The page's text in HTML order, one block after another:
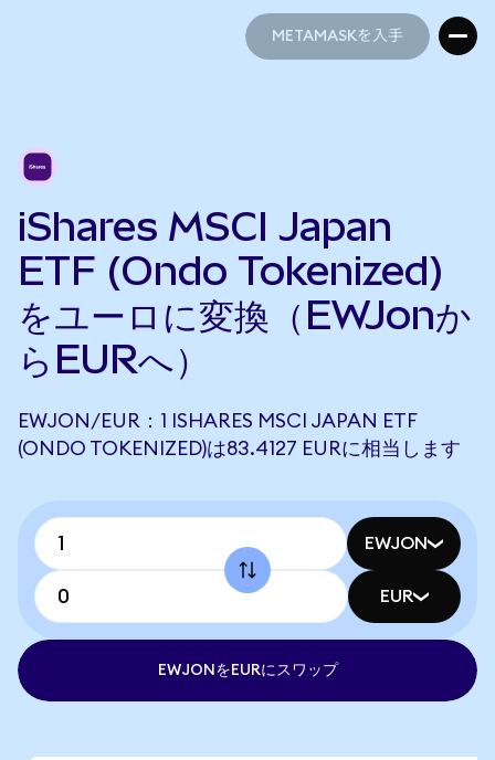
METAMASKを入手
iShares MSCI Japan
ETF (Ondo Tokenized)
をユーロに変換（EWJonか
らEURへ）
EWJON/EUR：1 ISHARES MSCI JAPAN ETF
(ONDO TOKENIZED)は83.4127 EURに相当します
EWJON
EUR
EWJONをEURにスワップ